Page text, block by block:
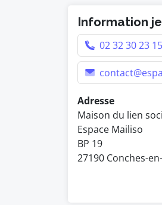
Information
02 32 30 23 15
Adresse
Maison du lien
Espace Mailiso
BP 19
27190 Conches-